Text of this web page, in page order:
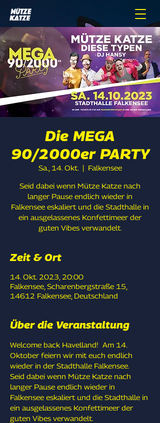
Die MEGA
90/2000er PARTY
Sa., 14. Okt.
  |
Falkensee
Seid dabei wenn Mütze Katze nach
langer Pause endlich wieder in
Falkensee eskaliert und die Stadthalle in
ein ausgelassenes Konfettimeer der
guten Vibes verwandelt.
Zeit & Ort
14. Okt. 2023, 20:00
Falkensee, Scharenbergstraße 15,
14612 Falkensee, Deutschland
Über die Veranstaltung
Welcome back Havelland!  Am 14.
Oktober feiern wir mit euch endlich
wieder in der Stadthalle Falkensee.
Seid dabei wenn Mütze Katze nach
langer Pause endlich wieder in
Falkensee eskaliert und die Stadthalle in
ein ausgelassenes Konfettimeer der
guten Vibes verwandelt.